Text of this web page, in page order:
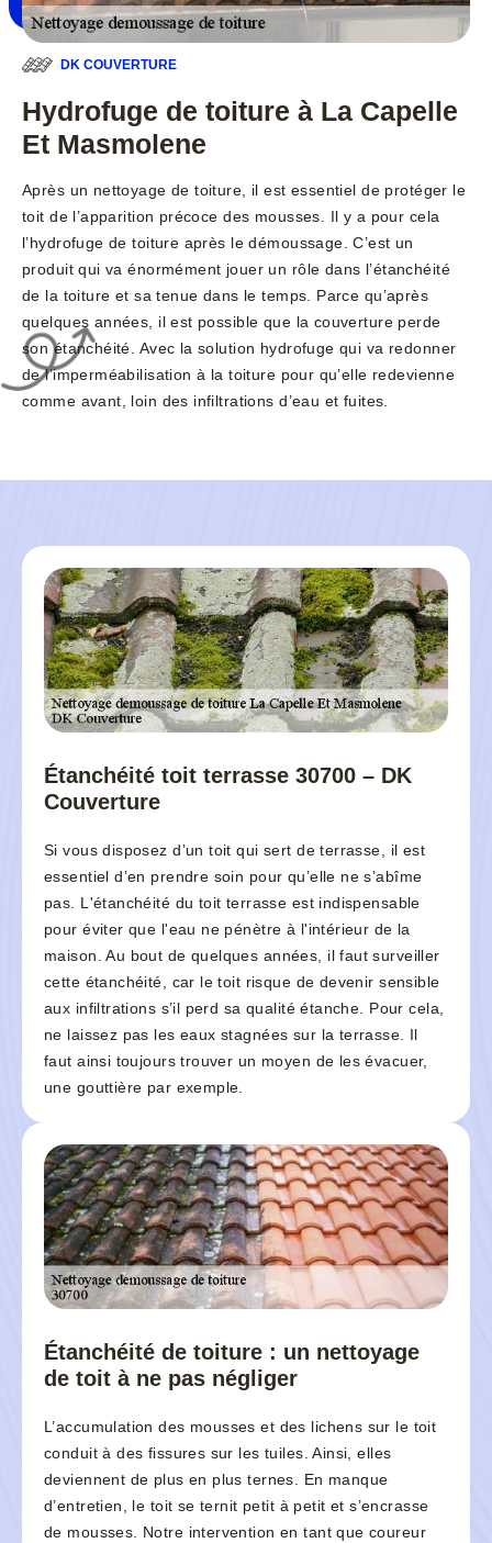
DK COUVERTURE
Hydrofuge de toiture à La Capelle
Et Masmolene
Après un nettoyage de toiture, il est essentiel de protéger le
toit de l’apparition précoce des mousses. Il y a pour cela
l’hydrofuge de toiture après le démoussage. C’est un
produit qui va énormément jouer un rôle dans l’étanchéité
de la toiture et sa tenue dans le temps. Parce qu’après
quelques années, il est possible que la couverture perde
son étanchéité. Avec la solution hydrofuge qui va redonner
de l’imperméabilisation à la toiture pour qu’elle redevienne
comme avant, loin des infiltrations d’eau et fuites.
Étanchéité toit terrasse 30700 – DK
Couverture
Si vous disposez d’un toit qui sert de terrasse, il est
essentiel d’en prendre soin pour qu’elle ne s’abîme
pas. L'étanchéité du toit terrasse est indispensable
pour éviter que l'eau ne pénètre à l'intérieur de la
maison. Au bout de quelques années, il faut surveiller
cette étanchéité, car le toit risque de devenir sensible
aux infiltrations s’il perd sa qualité étanche. Pour cela,
ne laissez pas les eaux stagnées sur la terrasse. Il
faut ainsi toujours trouver un moyen de les évacuer,
une gouttière par exemple.
Étanchéité de toiture : un nettoyage
de toit à ne pas négliger
L’accumulation des mousses et des lichens sur le toit
conduit à des fissures sur les tuiles. Ainsi, elles
deviennent de plus en plus ternes. En manque
d’entretien, le toit se ternit petit à petit et s’encrasse
de mousses. Notre intervention en tant que coureur